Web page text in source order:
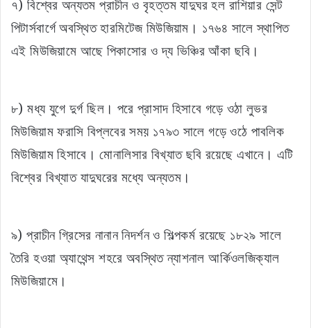
৭) বিশ্বের অন্যতম প্রাচীন ও বৃহত্তম যাদুঘর হল রাশিয়ার সেন্ট
পিটার্সবার্গে অবস্থিত হারমিটেজ মিউজিয়াম। ১৭৬৪ সালে স্থাপিত
এই মিউজিয়ামে আছে পিকাসোর ও দ্য ভিঞ্চির আঁকা ছবি।
৮) মধ্য যুগে দুর্গ ছিল। পরে প্রাসাদ হিসাবে গড়ে ওঠা লুভর
মিউজিয়াম ফরাসি বিপ্লবের সময় ১৭৯৩ সালে গড়ে ওঠে পাবলিক
মিউজিয়াম হিসাবে। মোনালিসার বিখ্যাত ছবি রয়েছে এখানে। এটি
বিশ্বের বিখ্যাত যাদুঘরের মধ্যে অন্যতম।
৯) প্রাচীন গ্রিসের নানান নিদর্শন ও শিল্পকর্ম রয়েছে ১৮২৯ সালে
তৈরি হওয়া অ্যাথেন্স শহরে অবস্থিত ন্যাশনাল আর্কিওলজিক্যাল
মিউজিয়ামে।